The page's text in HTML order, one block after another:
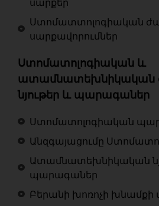
Ստոմատտոլոգիական
սարքավորումներ
Ստոմատոլոգիական և
ատամնատեխնիկական
նյութեր և պարագաներ
Ստոմատոլոգիական
Անզգայացումը
Ատամնատեխնիկական
պարագաներ
Բերանի խոռոչի